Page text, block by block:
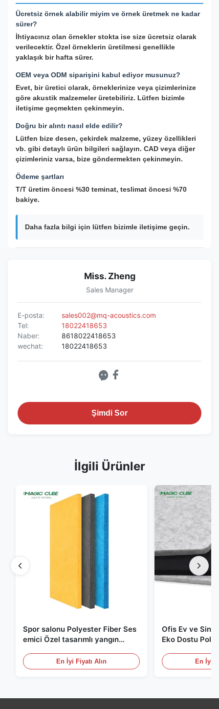
Ücretsiz örnek alabilir miyim ve örnek üretmek ne kadar
sürer?
İhtiyacınız olan örnekler stokta ise size ücretsiz olarak
verilecektir. Özel örneklerin üretilmesi genellikle
yaklaşık bir hafta sürer.
OEM veya ODM siparişini kabul ediyor musunuz?
Evet, bir üretici olarak, örneklerinize veya çizimlerinize
göre akustik malzemeler üretebiliriz. Lütfen bizimle
iletişime geçmekten çekinmeyin.
Doğru bir alıntı nasıl elde edilir?
Lütfen bize desen, çekirdek malzeme, yüzey özellikleri
vb. gibi detaylı ürün bilgileri sağlayın. CAD veya diğer
çizimleriniz varsa, bize göndermekten çekinmeyin.
Ödeme şartları
T/T üretim öncesi %30 teminat, teslimat öncesi %70
bakiye.
Daha fazla bilgi için lütfen bizimle iletişime geçin.
Miss. Zheng
Sales Manager
E-posta:
sales002@mq-acoustics.com
Tel:
18022418653
Naber:
8618022418653
wechat:
18022418653
Şimdi Sor
İlgili Ürünler
Spor salonu Polyester Fiber Ses
emici Özel tasarımlı yangın
En İyi Fiyatı Alın
Ofis Ev ve
Eko Dostu
En İyi